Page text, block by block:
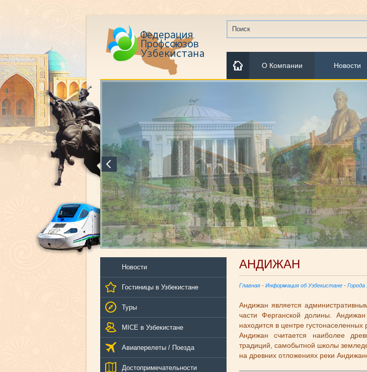
О Компании Новости
Новости
Гостиницы в Узбекистане
Туры
MICE в Узбекистане
Авиаперелеты / Поезда
Достопримечательности
АНДИЖАН
Главная - Информация об Узбекистане - Города
Андижан является
части Ферганской долины.
находится в центре густонаселенных
Андижан считается наиболее
традиций, самобытной школы
на древних отложениях реки